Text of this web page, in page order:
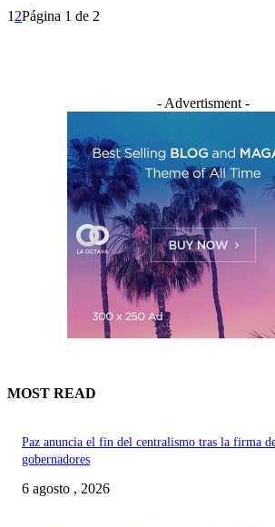
1 2Página 1 de 2
- Advertisment -
MOST READ
Paz anuncia el fin del centralismo tras la firma
gobernadores
6 agosto , 2026